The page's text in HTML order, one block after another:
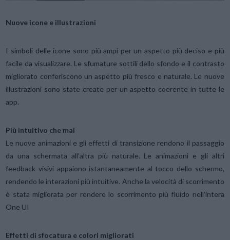
Nuove icone e illustrazioni
I simboli delle icone sono più ampi per un aspetto più deciso e più
facile da visualizzare. Le sfumature sottili dello sfondo e il contrasto
migliorato conferiscono un aspetto più fresco e naturale. Le nuove
illustrazioni sono state create per un aspetto coerente in tutte le
app.
Più intuitivo che mai
Le nuove animazioni e gli effetti di transizione rendono il passaggio
da una schermata all’altra più naturale. Le animazioni e gli altri
feedback visivi appaiono istantaneamente al tocco dello schermo,
rendendo le interazioni più intuitive. Anche la velocità di scorrimento
è stata migliorata per rendere lo scorrimento più fluido nell’intera
One UI
Effetti di sfocatura e colori migliorati